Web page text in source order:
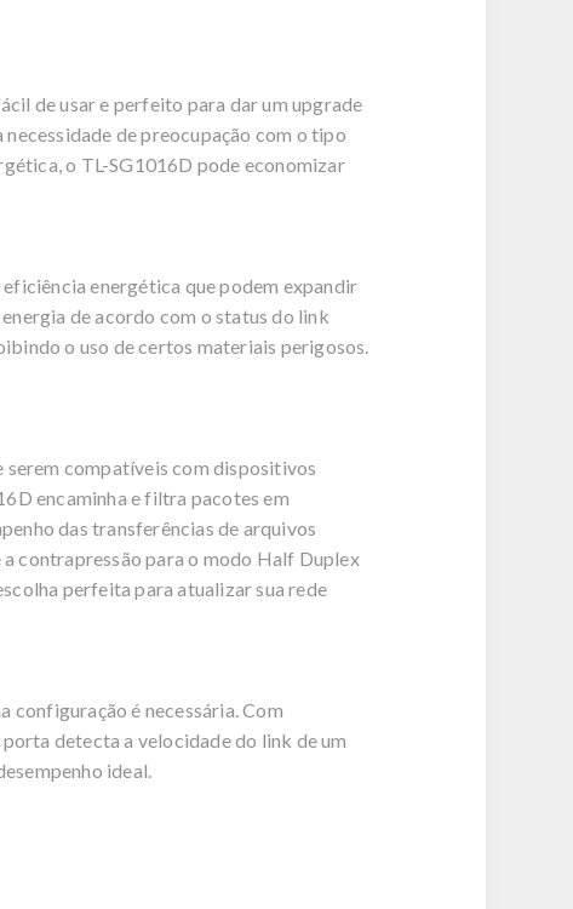
de usar e perfeito para dar um upgrade
de preocupação com o tipo
o TL-SG1016D pode economizar
energética que podem expandir
de acordo com o status do link
o uso de certos materiais perigosos.
serem compatíveis com dispositivos
encaminha e filtra pacotes em
das transferências de arquivos
contrapressão para o modo Half Duplex
perfeita para atualizar sua rede
configuração é necessária. Com
detecta a velocidade do link de um
ideal.